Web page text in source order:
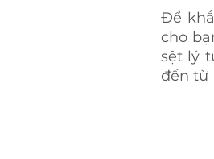
Để
cho
sệt lý
đến từ